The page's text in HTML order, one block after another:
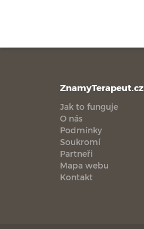
ZnamyTerapeut.cz
Jak to funguje
O nás
Podmínky
Soukromí
Partneři
Mapa webu
Kontakt